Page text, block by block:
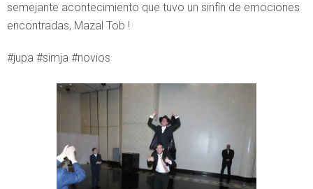
semejante acontecimiento que tuvo un sinfín de emociones
encontradas, Mazal Tob !
#jupa #simja #novios